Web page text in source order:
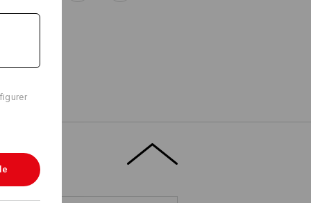
iht. DIN EN 17353 og tilbyder
i områder med middel risiko.